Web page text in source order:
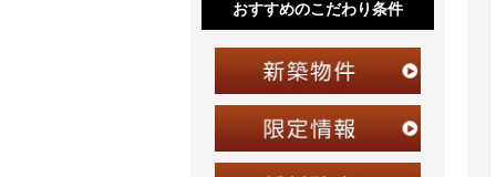
おすすめのこだわり条件